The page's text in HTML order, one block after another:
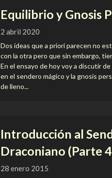
Equilibrio y Gnosis
2 abril 2020
Dos ideas que a priori parecen no
con la otra pero que sin embargo,
En el ensayo de hoy voy a discutir
en el sendero mágico y la gnosis
de lleno...
Introducción al
Draconiano (Parte
28 enero 2015